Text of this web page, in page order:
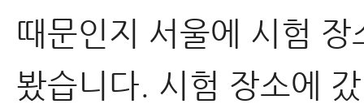
때문인지 서울에 시험
봤습니다. 시험 장소에